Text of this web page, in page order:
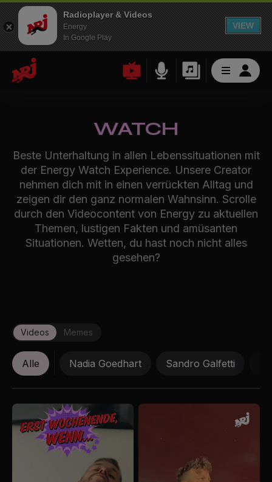
Radioplayer & Videos
Energy
In Google Play
VIEW
WATCH
Beste Unterhaltung in allen Lebenssituationen mit
der Energy Watch Experience. Unsere Creator
nehmen dich mit in einen verrückten Alltag und
zeigen dir den ganz normalen Wahnsinn. Scrolle
durch den Videocontent von Energy zu aktuellen
Themen, lustigen Fakten und amüsanten
Situationen. Wetten, du hast noch nicht alles
gesehen?
Videos Memes
Alle Nadia Goedhart Sandro Galfetti